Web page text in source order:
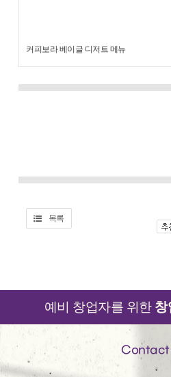
커피보라 베이글 디저트 메뉴
목록
예비 창업자를 위한 창
Contact